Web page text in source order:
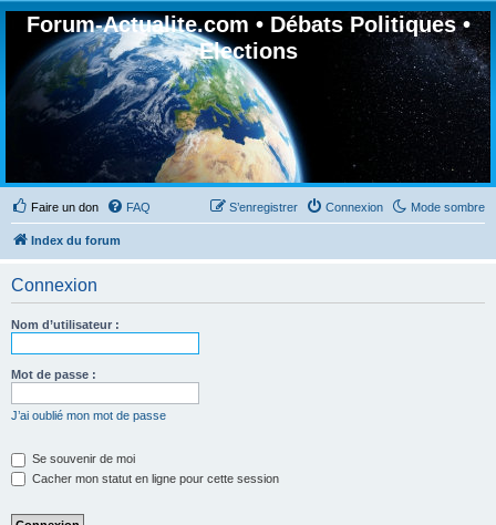
Forum-Actualite.com • Débats Politiques •
Elections
Faire un don Mode sombre
FAQ Connexion
S’enregistrer
Index du forum
Connexion
Nom d’utilisateur :
Mot de passe :
J’ai oublié mon mot de passe
Se souvenir de moi
Cacher mon statut en ligne pour cette session